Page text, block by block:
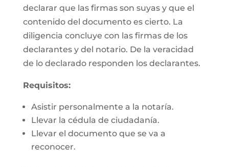
declarar que las firmas son suyas y que el
contenido del documento es cierto. La
diligencia concluye con las firmas de los
declarantes y del notario. De la veracidad
de lo declarado responden los declarantes.
Requisitos:
Asistir personalmente a la notaría.
Llevar la cédula de ciudadanía.
Llevar el documento que se va a
reconocer.